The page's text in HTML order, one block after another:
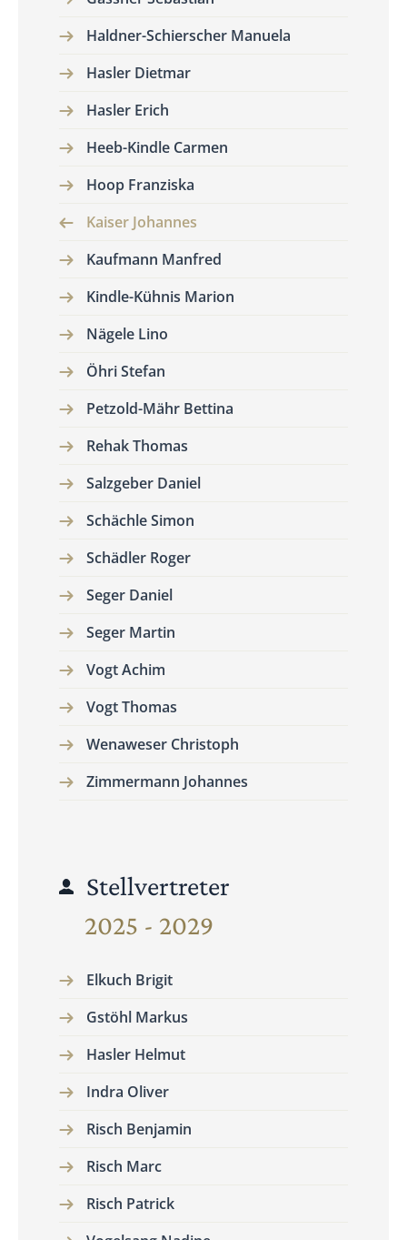
Haldner-Schierscher Manuela
Hasler Dietmar
Hasler Erich
Heeb-Kindle Carmen
Hoop Franziska
Kaiser Johannes
Kaufmann Manfred
Kindle-Kühnis Marion
Nägele Lino
Öhri Stefan
Petzold-Mähr Bettina
Rehak Thomas
Salzgeber Daniel
Schächle Simon
Schädler Roger
Seger Daniel
Seger Martin
Vogt Achim
Vogt Thomas
Wenaweser Christoph
Zimmermann Johannes
Stellvertreter
2025 - 2029
Elkuch Brigit
Gstöhl Markus
Hasler Helmut
Indra Oliver
Risch Benjamin
Risch Marc
Risch Patrick